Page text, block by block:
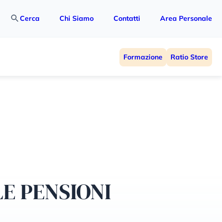
Cerca Chi Siamo Contatti Area Personale
Formazione Ratio Store
PENSIONI